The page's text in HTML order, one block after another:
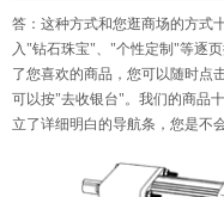
答：这种方式和您逛商场的方式
入"钻石珠宝"、"个性定制"等逐
了您喜欢的商品，您可以随时点
可以按"去收银台"。我们的商品
立了详细明白的导航条，您是不